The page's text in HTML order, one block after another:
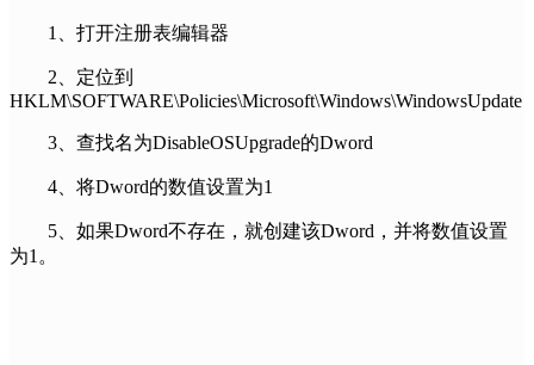
1、打开注册表编辑器
2、定位到
HKLM\SOFTWARE\Policies\Microsoft\Windows\WindowsUpdate
3、查找名为DisableOSUpgrade的Dword
4、将Dword的数值设置为1
5、如果Dword不存在，就创建该Dword，并将数值设置
为1。